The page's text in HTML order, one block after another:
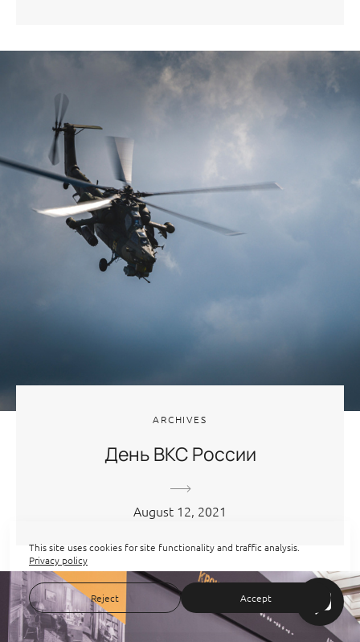
ARCHIVES
День ВКС России
August 12, 2021
This site uses cookies for site functionality and traffic analysis.
Privacy policy
Reject Accept